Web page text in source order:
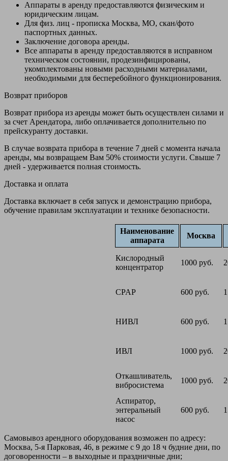
Аппараты в аренду предоставляются физическим и
юридическим лицам.
Для физ. лиц - прописка Москва, МО, скан/фото
паспортных данных.
Заключение договора аренды.
Все аппараты в аренду предоставляются в исправном
техническом состоянии, продезинфицированы,
укомплектованы новыми расходными материалами,
необходимыми для бесперебойного функционирования.
Возврат приборов
Возврат прибора из аренды может быть осуществлен силами и
за счет Арендатора, либо оплачивается дополнительно по
прейскуранту доставки.
В случае возврата прибора в течение 7 дней с момента начала
аренды, мы возвращаем Вам 50% стоимости услуги. Свыше 7
дней - удерживается полная стоимость.
Доставка и оплата
Доставка включает в себя запуск и демонстрацию прибора,
обучение правилам эксплуатации и технике безопасности.
Наименование
аппарата
Москва
Кислородный
концентратор
1000 руб.
CPAP 600 руб.
НИВЛ 600 руб.
ИВЛ 1000 руб.
Откашливатель,
вибросистема
1000 руб.
Аспиратор,
энтеральный
насос
600 руб.
Самовывоз арендного оборудования возможен по адресу:
Москва, 5-я Парковая, 46, в режиме с 9 до 18 ч будние дни, по
договоренности – в выходные и праздничные дни;